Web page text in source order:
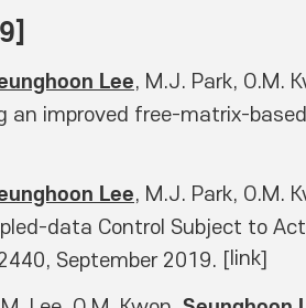
Lee, M.J. Park,
an improved free-matrix-
Lee, M.J. Park, O.M.
data Control Subject to
September 2019. [
link